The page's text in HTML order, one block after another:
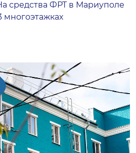
средства ФРТ в Мариуполе
многоэтажках